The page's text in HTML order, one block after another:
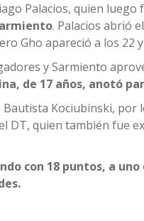
Palacios, quien luego
. Palacios abrió
Gho apareció a los 22
y Sarmiento
de 17 años, anotó
Kociubinski,
quien también fue
con 18 puntos, a